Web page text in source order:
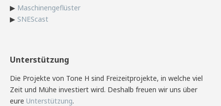
▶ Maschinengeflüster
▶ SNEScast
Unterstützung
Die Projekte von Tone H sind Freizeitprojekte, in welche viel
Zeit und Mühe investiert wird. Deshalb freuen wir uns über
eure Unterstützung.